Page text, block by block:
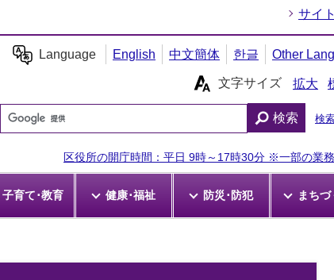
サイ
Language English 中文簡体 한글 Other
文字サイズ 拡大
検索 検
区役所の開庁時間：平日 9時～17時30分 ※一部の業
子育て･教育 健康･福祉 防災･防犯 まちづ